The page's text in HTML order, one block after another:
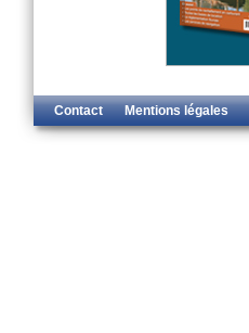
Contact Mentions légales